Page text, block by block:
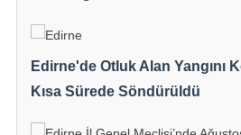
Edirne'de Otluk Alan Yangını
Kısa Sürede Söndürüldü